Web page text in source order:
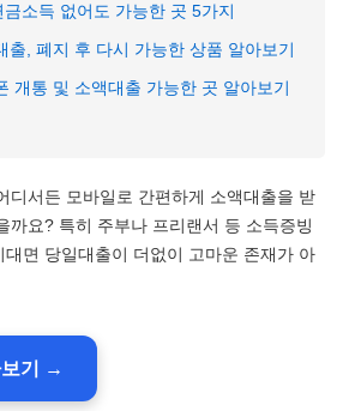
소득 없어도 가능한 곳 5가지
출, 폐지 후 다시 가능한 상품 알아보기
개통 및 소액대출 가능한 곳 알아보기
디서든 모바일로 간편하게 소액대출을 받
까요? 특히 주부나 프리랜서 등 소득증빙
면 당일대출이 더없이 고마운 존재가 아
보기 →